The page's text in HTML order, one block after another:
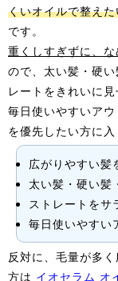
くいオイルで整え
です。
重くしすぎずに、
ので、太い髪・硬
レートをきれいに
毎日使いやすいア
を優先したい方に入
広がりやすい髪
太い髪・硬い髪
ストレートをサ
毎日使いやすい
反対に、毛量が多
方は イオセラム オ